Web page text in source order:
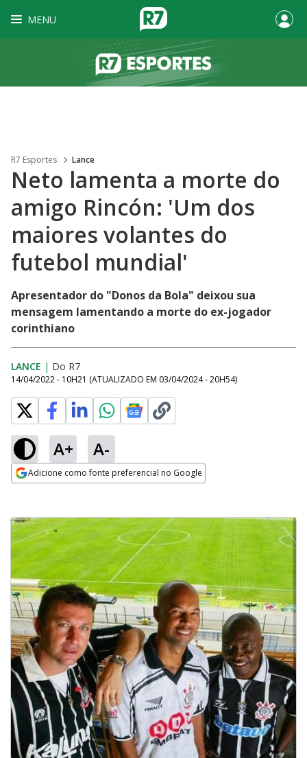
MENU
R7 Esportes Lance
Neto lamenta a morte do
amigo Rincón: 'Um dos
maiores volantes do
futebol mundial'
Apresentador do "Donos da Bola" deixou sua
mensagem lamentando a morte do ex-jogador
corinthiano
LANCE | Do R7
14/04/2022 - 10H21 (ATUALIZADO EM 03/04/2024 - 20H54)
A+ A-
Adicione como fonte preferencial no Google